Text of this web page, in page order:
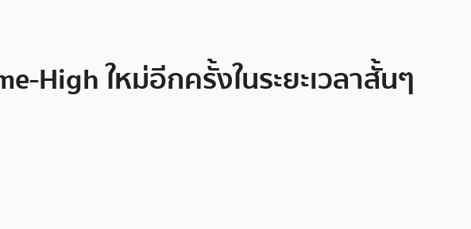
High ใหม่อีกครั้งในระยะเวลาสั้นๆ